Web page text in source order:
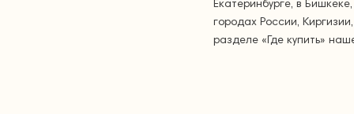
Екатеринбурге, в
городах России,
разделе «Где купить»